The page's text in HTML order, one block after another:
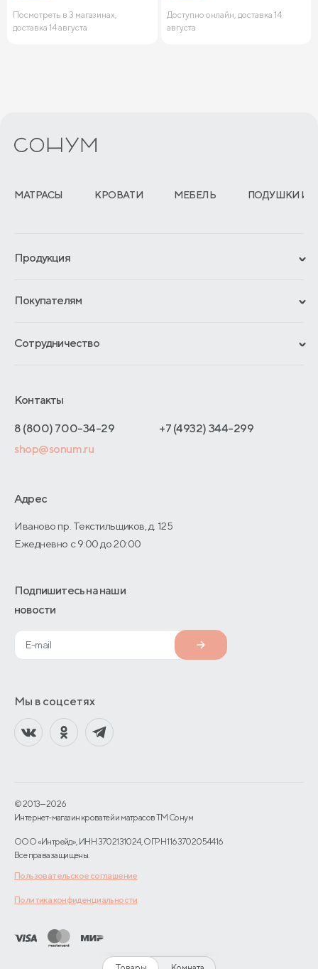
Посмотреть в 3 магазинах,
доставка 14 августа
Доступно онлайн, доставка 14
августа
МАТРАСЫ КРОВАТИ МЕБЕЛЬ ПОДУШКИ И
Продукция
Гарантии
Отзывы покупателей
Покупателям
Обмен и возврат
Как оформить заказ
Адреса магазинов
Договор-оферты
Сотрудничество
Отельерам
Оптовые продажи
О производстве
Контакты
8 (800) 700-34-29
+7 (4932) 344-299
shop@sonum.ru
Адрес
Иваново пр. Текстильщиков, д. 125
Ежедневно с 9:00 до 20:00
Подпишитесь на наши
новости
Мы в соцсетях
© 2013—2026
Интернет-магазин кроватей и матрасов TM Сонум
ООО «Интрейд», ИНН 3702131024, ОГРН 1163702054416
Все права защищены.
Пользовательское соглашение
Политика конфиденциальности